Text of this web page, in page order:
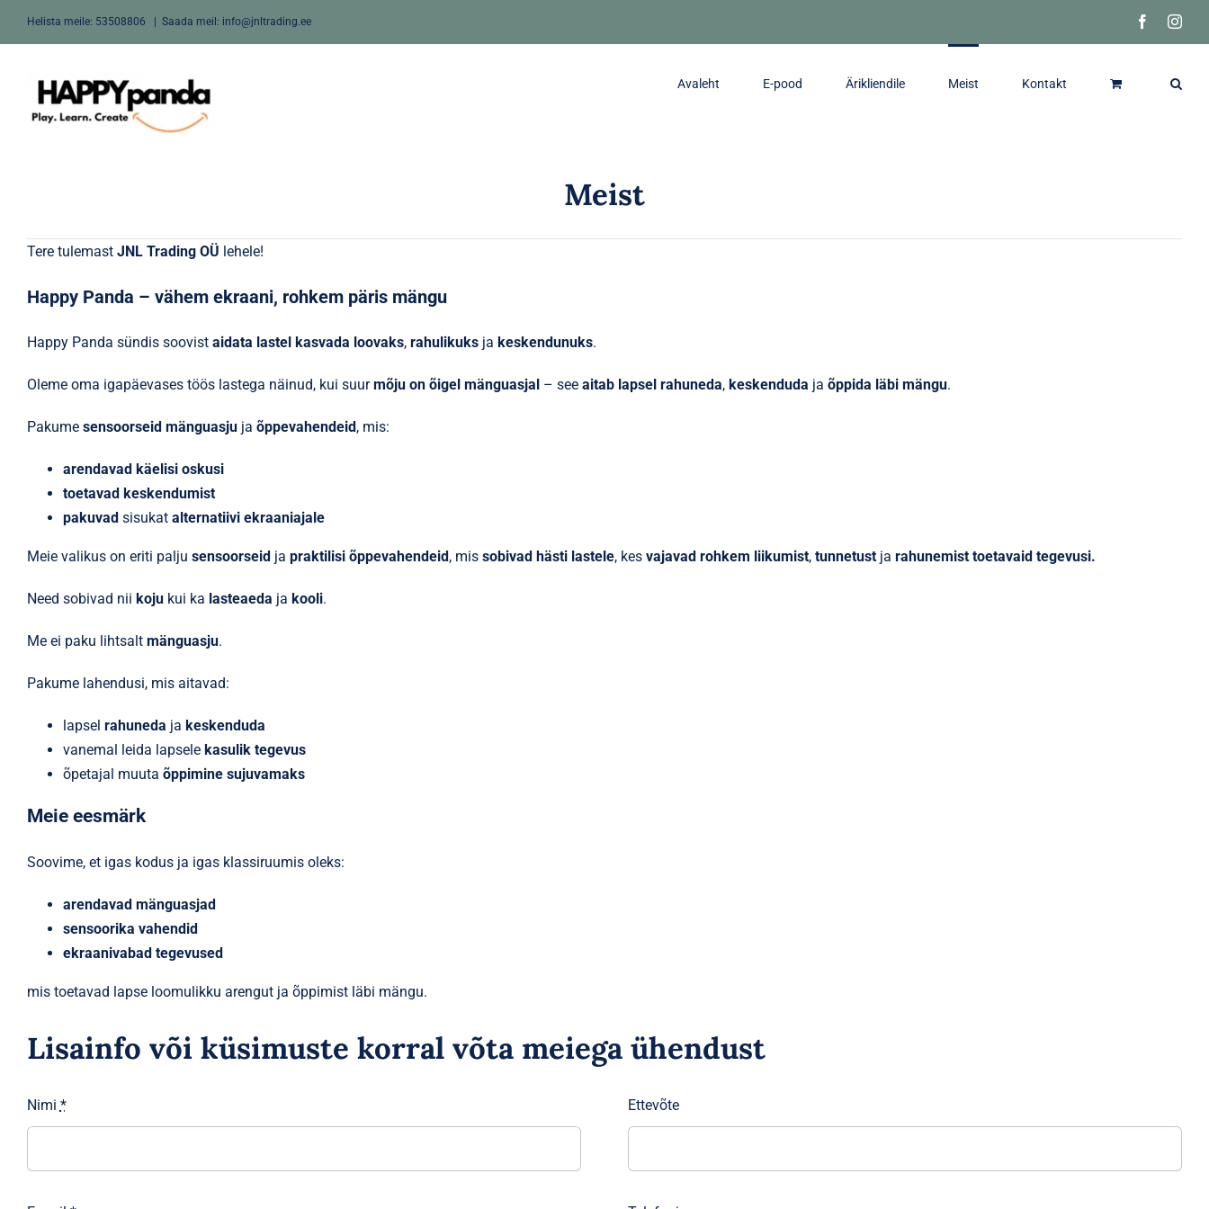
Helista meile: 53508806 Saada meil: info@jnltrading.ee Facebook
Avaleht E-pood Ärikliendile Meist Kontakt
Meist
Tere tulemast JNL Trading OÜ lehele!
Happy Panda – vähem ekraani, rohkem päris mängu
Happy Panda sündis soovist aidata lastel kasvada loovaks, rahulikuksja keskendunuks.
Oleme oma igapäevases töös lastega näinud, kui suurmõju on õigel mänguasjal– see aitab lapsel rahuneda, keskenduda ja õppida läbi mängu.
Pakume sensoorseid mänguasju ja õppevahendeid, mis:
arendavad käelisi oskusi
toetavad keskendumist
pakuvadsisukat alternatiivi ekraaniajale
Meie valikus on eriti palju sensoorseidja praktilisi õppevahendeid, mis sobivad hästi lastele, kes vajavad rohkem liikumist, tunnetustja rahunemist toetavaid tegevusi.
Need sobivad nii koju kui ka lasteaeda ja kooli.
Me ei paku lihtsalt mänguasju.
Pakume lahendusi, mis aitavad:
lapsel rahuneda ja keskenduda
vanemal leida lapsele kasulik tegevus
õpetajal muuta õppimine sujuvamaks
Meie eesmärk
Soovime, et igas kodus ja igas klassiruumis oleks:
arendavad mänguasjad
sensoorika vahendid
ekraanivabad tegevused
mis toetavad lapse loomulikku arengut ja õppimist läbi mängu.
Lisainfo või küsimuste korral võta meiega ühendust
Nimi * Ettevõte